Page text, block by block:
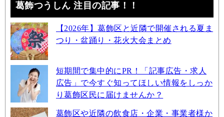
葛飾つうしん 注目の記事！！
【2026年】葛飾区と近隣で開催される夏ま
つり・盆踊り・花火大会まとめ
短期間で集中的にPR！「記事広告・求人
広告」で今すぐ知ってほしい情報をしっか
り葛飾区民に届けませんか？
葛飾区や近隣の飲食店・企業・事業者様か